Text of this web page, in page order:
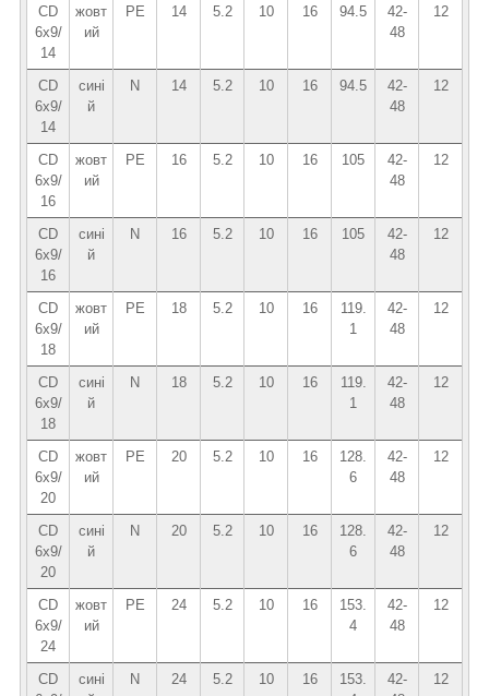
CD
6х9/
14
жовт
ий
PE 14 5.2 10 16 94.5
42-
48
12
CD
6x9/
14
сині
й
N 14 5.2 10 16 94.5
42-
48
12
CD
6x9/
16
жовт
ий
PE 16 5.2 10 16 105
42-
48
12
CD
6x9/
16
сині
й
N 16 5.2 10 16 105
42-
48
12
CD
6x9/
18
жовт
ий
PE 18 5.2 10 16
119.
1
42-
48
12
CD
6x9/
18
сині
й
N 18 5.2 10 16
119.
1
42-
48
12
CD
6x9/
20
жовт
ий
PE 20 5.2 10 16
128.
6
42-
48
12
CD
6x9/
20
сині
й
N 20 5.2 10 16
128.
6
42-
48
12
CD
6x9/
24
жовт
ий
PE 24 5.2 10 16
153.
4
42-
48
12
CD
сині
N 24 5.2 10 16
153.
42-
12